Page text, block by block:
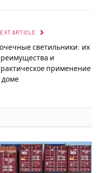
ARTICLE
светильники: их
и
применение
доме